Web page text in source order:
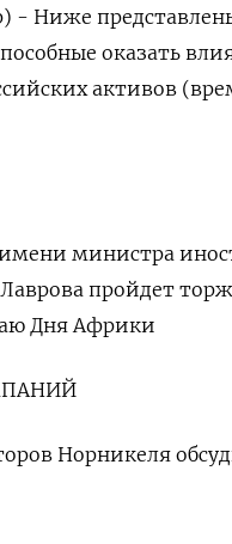
- Ниже
оказать
активов
министра
Лаврова пройдет
Дня Африки
Норникеля